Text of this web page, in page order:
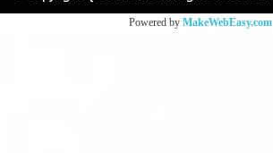
Powered by MakeWebEasy.com